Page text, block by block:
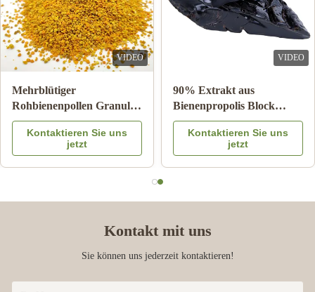
to me.
VIDEO
Großhandel Natürliche
Bienenhonig Sidrhonig
100% Natürliche
Bienenprodukte aus China
Kontaktieren Sie uns
jetzt
VIDEO
10-HDA 2% Bio-Frisch-
Gelée Royale Naturreines
Lebensmittelqualität
Kontaktieren Sie uns
jetzt
Kontakt mit uns
Sie können uns jederzeit kontaktieren!